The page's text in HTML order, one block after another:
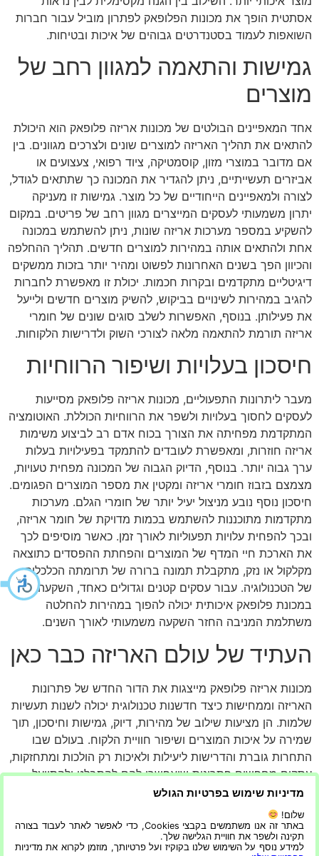
אסתטית הופך את מכונות הפלופאק לפתרון מוביל עבור חברות
השואפות לעמוד בסטנדרטים גבוהים של איכות ובטיחות.
גמישות והתאמה למגוון רחב של
מוצרים
אחד המאפיינים הבולטים של מכונות אריזה פלופאק הוא היכולת
להתאים את תהליך האריזה למוצרים שונים ולצרכים מגוונים. בין
אם מדובר במוצרי מזון, קוסמטיקה, ציוד רפואי, צעצועים או
אביזרים תעשייתיים, ניתן להגדיר את המכונה כך שתתאים לגודל,
לצורה ולמאפיינים הייחודיים של כל מוצר. גמישות זו מעניקה
יתרון משמעותי לעסקים המייצרים מגוון רחב של פריטים. במקום
להשקיע במספר מערכות אריזה שונות, ניתן להשתמש במכונה
אחת ולהתאים אותה במהירות למוצרים חדשים. תהליך ההחלפה
והכיוון הפך בשנים האחרונות לפשוט ומהיר יותר בזכות ממשקים
דיגיטליים מתקדמים ובקרות חכמות. יכולת זו מאפשרת לחברות
להגיב במהירות לשינויים בביקוש, להשיק מוצרים חדשים ולייעל
את פעילותן. בנוסף, האפשרות לשלב סוגים שונים של חומרי
אריזה תורמת להתאמה מלאה לצורכי השוק ולדרישות הלקוחות.
חיסכון בעלויות ושיפור הרווחיות
מעבר ליתרונות התפעוליים, מכונות אריזה פלופאק מסייעות
לעסקים לחסוך בעלויות ולשפר את הרווחיות הכוללת. האוטומציה
המתקדמת מפחיתה את הצורך בכוח אדם רב לביצוע משימות
אריזה חוזרות, ומאפשרת לעובדים להתמקד בפעילויות בעלות
ערך גבוה יותר. בנוסף, הדיוק הגבוה של המכונה מפחית טעויות,
מצמצם בזבוז חומרי אריזה ומקטין את מספר המוצרים הפגומים.
חיסכון נוסף נובע מניצול יעיל יותר של חומרי הגלם. מערכות
מתקדמות מתוכננות להשתמש בכמות מדויקת של חומר אריזה,
ובכך להפחית עלויות תפעוליות לאורך זמן. כאשר מוסיפים לכך
את הארכת חיי המדף של המוצרים והפחתת ההפסדים כתוצאה
מקלקול או נזק, מתקבלת תמונה ברורה של תרומתה הכלכלית
של הטכנולוגיה. עבור עסקים קטנים וגדולים כאחד, השקעה
במכונת פלופאק איכותית יכולה להפוך במהירות להחלטה
משתלמת המניבה החזר השקעה משמעותי לאורך השנים.
העתיד של עולם האריזה כבר כאן
מכונות אריזה פלופאק מייצגות את הדור החדש של פתרונות
האריזה וממחישות כיצד חדשנות טכנולוגית יכולה לשנות תעשיות
שלמות. הן מציעות שילוב של מהירות, דיוק, גמישות וחיסכון, תוך
שמירה על איכות המוצרים ושיפור חוויית הלקוח. בעולם שבו
התחרות גוברת והדרישות ליעילות ולאיכות רק הולכות ומתחזקות,
עסקים מחפשים פתרונות שיאפשרו להם להתבלט ולהתייעל
בו-זמנית. המעבר למערכות אריזה מתקדמות אינו רק שדרוג
טכנולוגי, אלא מהלך אסטרטגי שיכול להשפיע על כל שרשרת
הייצור והאספקה. היכולת להפיק יותר, לבזבז פחות ולספק
מוצרים איכותיים בצורה עקבית הופכת את מכונות הפלופאק
מדיניות שימוש בפרטיות הגולש
שלום!
באתר זה אנו משתמשים בקבצי Cookies, כדי לאפשר לאתר לעבוד בצורה
תקינה ולשפר את חוויית הגלישה שלך.
למידע נוסף על השימוש שלנו בקוקיז ועל פרטיותך, מוזמן לקרוא את מדיניות